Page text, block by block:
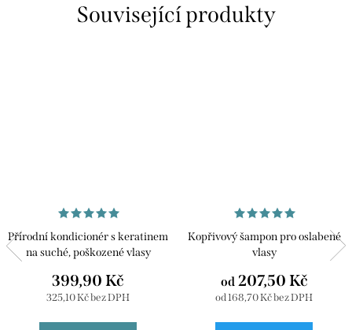
Související produkty
Přírodní kondicionér s keratinem
na suché, poškozené vlasy
325,10 Kč bez DPH
399,90 Kč
Kopřivový šampon pro oslabené
vlasy
od 168,70 Kč bez DPH
od207,50 Kč